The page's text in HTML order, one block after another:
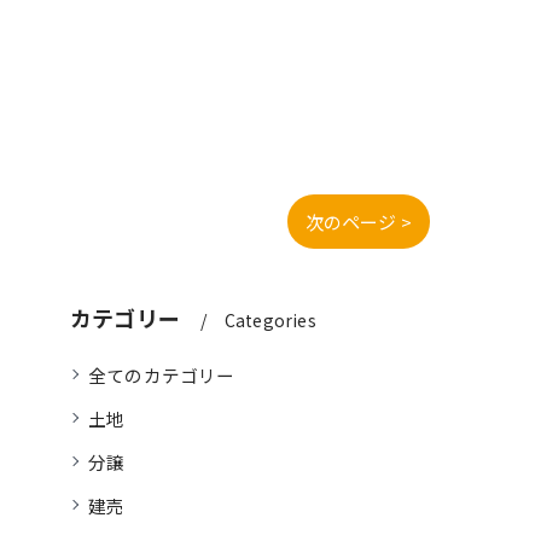
次のページ >
カテゴリー Categories
全てのカテゴリー
土地
分譲
建売